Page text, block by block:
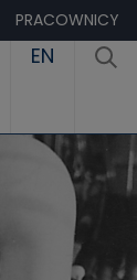
PRACOWNICY
EN